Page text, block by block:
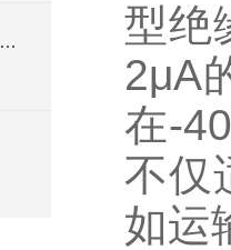
LT108-S7的应用-西安浩南电子科技有限公司
型绝
2μA
在-
不仅
如运